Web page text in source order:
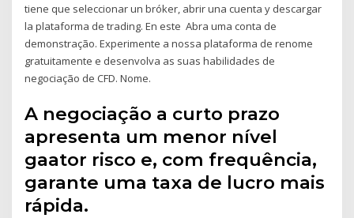
tiene que seleccionar un bróker, abrir una cuenta y descargar
la plataforma de trading. En este Abra uma conta de
demonstração. Experimente a nossa plataforma de renome
gratuitamente e desenvolva as suas habilidades de
negociação de CFD. Nome.
A negociação a curto prazo
apresenta um menor nível
gaator risco e, com frequência,
garante uma taxa de lucro mais
rápida.